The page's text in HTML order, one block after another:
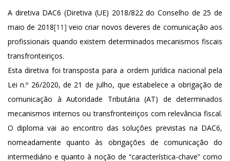
A diretiva DAC6 (Diretiva (UE) 2018/822 do Conselho de 25 de
maio de 2018[11] veio criar novos deveres de comunicação aos
profissionais quando existem determinados mecanismos fiscais
transfronteiriços.
Esta diretiva foi transposta para a ordem jurídica nacional pela
Lei n.º 26/2020, de 21 de julho, que estabelece a obrigação de
comunicação à Autoridade Tributária (AT) de determinados
mecanismos internos ou transfronteiriços com relevância fiscal.
O diploma vai ao encontro das soluções previstas na DAC6,
nomeadamente quanto às obrigações de comunicação do
intermediário e quanto à noção de “característica-chave” como